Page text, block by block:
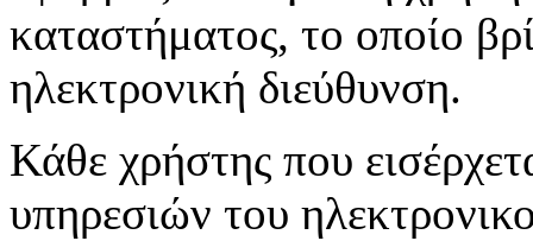
καταστήματος, το οποίο
ηλεκτρονική διεύθυνση.
Κάθε χρήστης που
υπηρεσιών του